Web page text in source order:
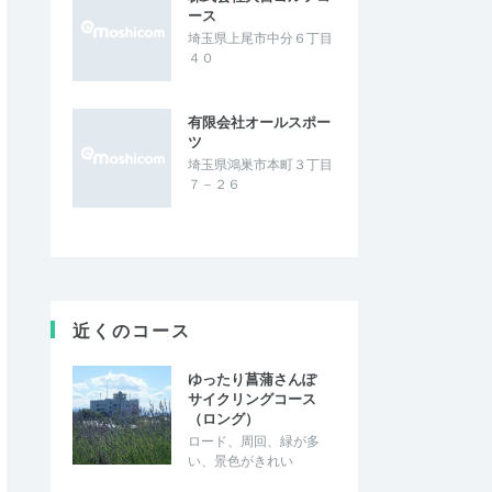
ース
埼玉県上尾市中分６丁目
４０
有限会社オールスポー
ツ
埼玉県鴻巣市本町３丁目
７－２６
近くのコース
ゆったり菖蒲さんぽ
サイクリングコース
（ロング）
ロード、周回、緑が多
い、景色がきれい